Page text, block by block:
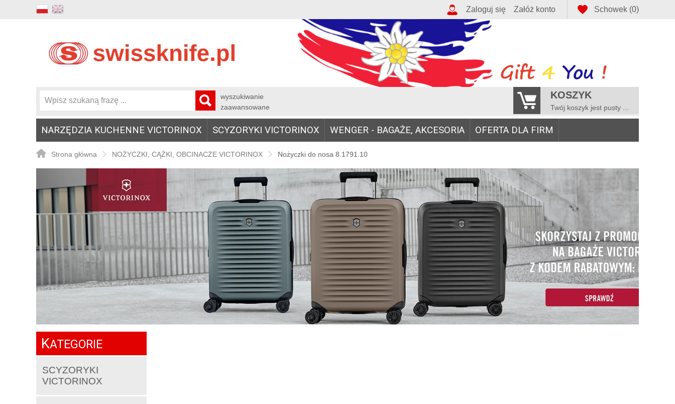
Schowek (0)
Zaloguj się Załóż konto
wyszukiwanie
zaawansowane
KOSZYK
Twój koszyk jest pusty ...
NARZĘDZIA KUCHENNE VICTORINOX SCYZORYKI VICTORINOX WENGER - BAGAŻE, AKCESORIA OFERTA DLA FIRM
Strona główna NOŻYCZKI, CĄŻKI, OBCINACZE VICTORINOX Nożyczki do nosa 8.1791.10
KATEGORIE
SCYZORYKI
VICTORINOX